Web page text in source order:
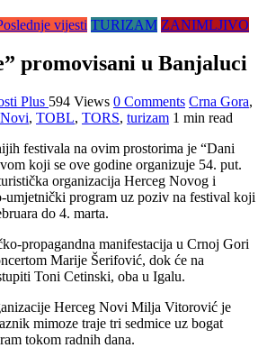
vijesti TURIZAM ZANIMLJIVO
promovisani u Banjaluci
Plus 594 Views 0 Comments Crna Gora,
, TOBL, TORS, turizam 1 min read
festivala na ovim prostorima je “Dani
koji se ove godine organizuje 54. put.
organizacija Herceg Novog i
umjetnički program uz poziv na festival koji
do 4. marta.
propagandna manifestacija u Crnoj Gori
Marije Šerifović, dok će na
Toni Cetinski, oba u Igalu.
Herceg Novi Milja Vitorović je
mimoze traje tri sedmice uz bogat
tokom radnih dana.